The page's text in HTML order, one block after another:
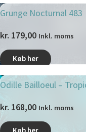
Grunge Nocturnal 483
kr. 179,00 Inkl. moms
Køb her
Odille Bailloeul –
kr. 168,00 Inkl. moms